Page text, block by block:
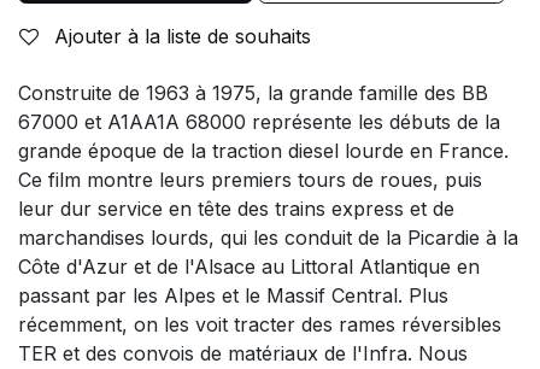
Ajouter à la liste de souhaits
Construite de 1963 à 1975, la grande famille des BB
67000 et A1AA1A 68000 représente les débuts de la
grande époque de la traction diesel lourde en France.
Ce film montre leurs premiers tours de roues, puis
leur dur service en tête des trains express et de
marchandises lourds, qui les conduit de la Picardie à la
Côte d'Azur et de l'Alsace au Littoral Atlantique en
passant par les Alpes et le Massif Central. Plus
récemment, on les voit tracter des rames réversibles
TER et des convois de matériaux de l'Infra. Nous